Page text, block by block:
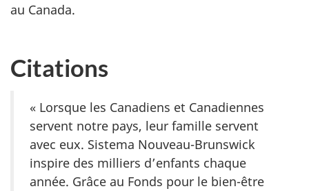
au Canada.
Citations
« Lorsque les Canadiens et Canadiennes
servent notre pays, leur famille servent
avec eux. Sistema Nouveau-Brunswick
inspire des milliers d’enfants chaque
année. Grâce au Fonds pour le bien-être